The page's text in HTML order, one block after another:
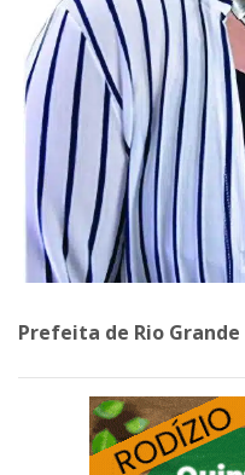
Prefeita de Rio